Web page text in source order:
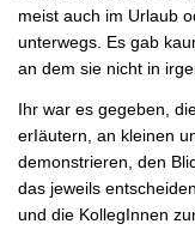
meist auch im Urlaub
unterwegs. Es gab
an dem sie nicht in
Ihr war es gegeben,
erIäutern, an kleinen
demonstrieren, den
das jeweils
und die KollegInnen